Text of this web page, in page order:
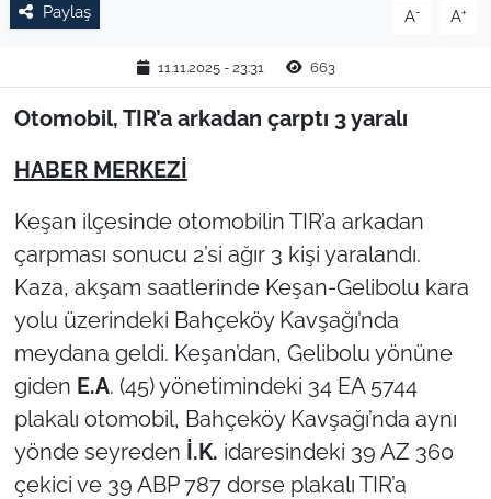
Paylaş A- A+
11.11.2025 - 23:31 663
Otomobil, TIR’a arkadan çarptı 3 yaralı
HABER MERKEZİ
Keşan ilçesinde otomobilin TIR’a arkadan
çarpması sonucu 2’si ağır 3 kişi yaralandı.
Kaza, akşam saatlerinde Keşan-Gelibolu kara
yolu üzerindeki Bahçeköy Kavşağı’nda
meydana geldi. Keşan’dan, Gelibolu yönüne
giden E.A. (45) yönetimindeki 34 EA 5744
plakalı otomobil, Bahçeköy Kavşağı’nda aynı
yönde seyreden İ.K. idaresindeki 39 AZ 360
çekici ve 39 ABP 787 dorse plakalı TIR’a
SPOR
YAŞAM
KIRKLARELİ
ÇANAKKALE
TÜRKİYE
Bölge
Güvenlik